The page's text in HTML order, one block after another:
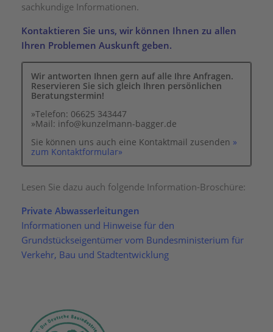
sachkundige Informationen.
Kontaktieren Sie uns, wir können Ihnen zu allen
Ihren Problemen Auskunft geben.
Wir antworten Ihnen gern auf alle Ihre Anfragen.
Reservieren Sie sich gleich Ihren persönlichen
Beratungstermin!
»Telefon: 06625 343447
»Mail: info@kunzelmann-bagger.de
Sie können uns auch eine Kontaktmail zusenden »
zum Kontaktformular»
Lesen Sie dazu auch folgende Information-Broschüre:
Private Abwasserleitungen
Informationen und Hinweise für den
Grundstückseigentümer vom Bundesministerium für
Verkehr, Bau und Stadtentwicklung